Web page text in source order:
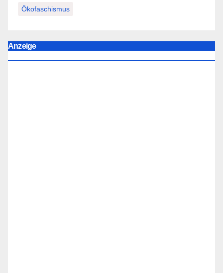
Ökofaschismus
Anzeige